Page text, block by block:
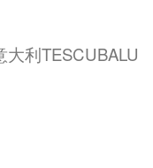
利TESCUBALU